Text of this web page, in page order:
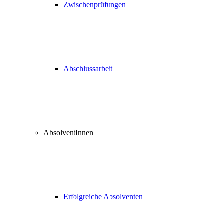
Zwischenprüfungen
Abschlussarbeit
AbsolventInnen
Erfolgreiche Absolventen